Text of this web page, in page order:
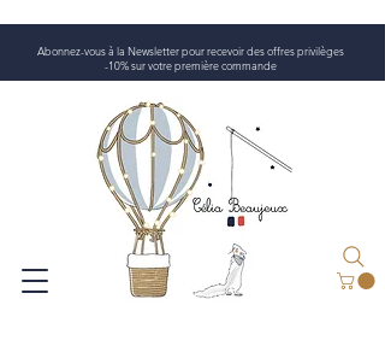
Abonnez-vous à la Newsletter pour recevoir des offres privilèges
-10% sur votre première commande